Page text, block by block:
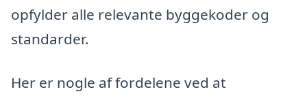
opfylder alle relevante byggekoder og
standarder.
Her er nogle af fordelene ved at